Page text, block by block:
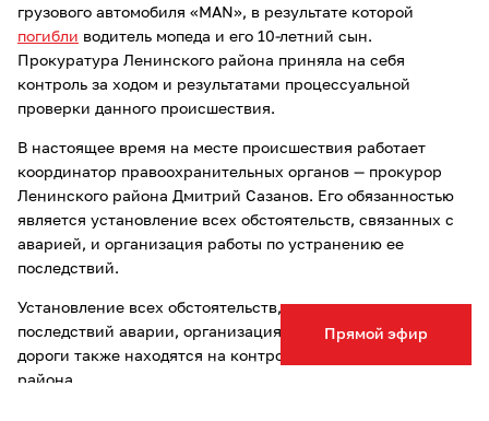
Прямой эфир
грузового автомобиля «MAN», в результате которой
погибли водитель мопеда и его 10-летний сын.
Прокуратура Ленинского района приняла на себя
контроль за ходом и результатами процессуальной
проверки данного происшествия.
В настоящее время на месте происшествия работает
координатор правоохранительных органов — прокурор
Ленинского района Дмитрий Сазанов. Его обязанностью
является установление всех обстоятельств, связанных с
аварией, и организация работы по устранению ее
последствий.
Установление всех обстоятельств, устранение
последствий аварии, организация движения на участке
дороги также находятся на контроле в прокуратуре
района.